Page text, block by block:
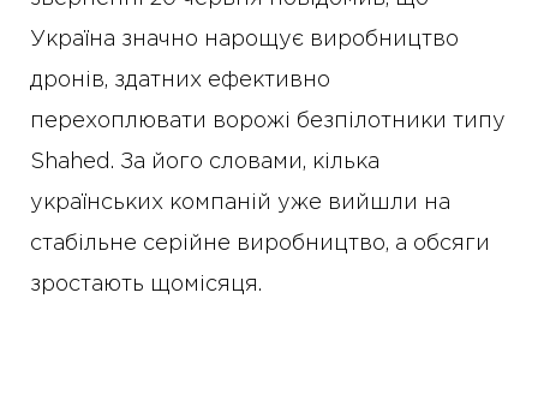
Україна значно нарощує виробництво
дронів, здатних ефективно
перехоплювати ворожі безпілотники типу
Shahed. За його словами, кілька
українських компаній уже вийшли на
стабільне серійне виробництво, а обсяги
зростають щомісяця.